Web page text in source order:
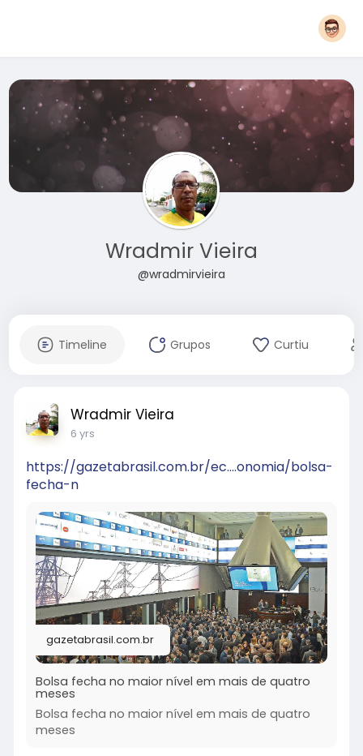
Wradmir Vieira
@wradmirvieira
Timeline Grupos Curtiu
Wradmir Vieira
6 yrs
https://gazetabrasil.com.br/ec....onomia/bolsa-
fecha-n
gazetabrasil.com.br
Bolsa fecha no maior nível em mais de quatro
meses
Bolsa fecha no maior nível em mais de quatro
meses